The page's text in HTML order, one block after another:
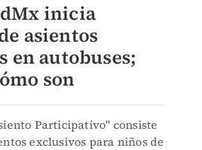
inicia
asientos
en autobuses;
son
Participativo" consiste
exclusivos para niños de